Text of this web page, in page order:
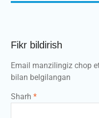
Fikr bildirish
Email manzilingiz chop
bilan belgilangan
Sharh *